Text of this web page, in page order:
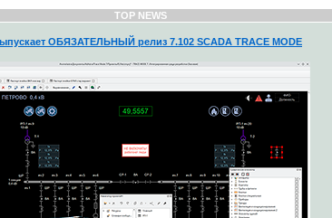
TOP NEWS
ОБЯЗАТЕЛЬНЫЙ релиз 7.102 SCADA TRACE MODE